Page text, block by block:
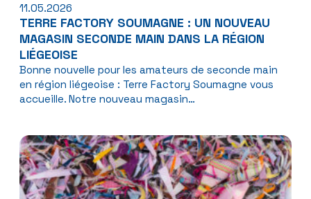
11.05.2026
TERRE FACTORY SOUMAGNE : UN NOUVEAU
MAGASIN SECONDE MAIN DANS LA RÉGION
LIÉGEOISE
Bonne nouvelle pour les amateurs de seconde main
en région liégeoise : Terre Factory Soumagne vous
accueille. Notre nouveau magasin…